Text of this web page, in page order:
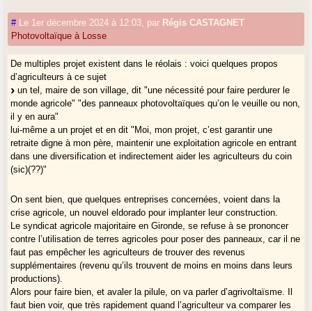
* Un propriétaire peut être aussi exploitant, c’est même peut-être le cas
le plus fréquent pour l’instant ?
# Le 1er décembre 2024 à 12:03 par Régis CASTAGNET
Photovoltaïque à Losse
De multiples projet existent dans le réolais : voici quelques propos
d’agriculteurs à ce sujet
un tel, maire de son village, dit "une nécessité pour faire perdurer le
monde agricole" "des panneaux photovoltaïques qu’on le veuille ou non,
il y en aura"
lui-même a un projet et en dit "Moi, mon projet, c’est garantir une
retraite digne à mon père, maintenir une exploitation agricole en entrant
dans une diversification et indirectement aider les agriculteurs du coin
(sic)(??)"
On sent bien, que quelques entreprises concernées, voient dans la
crise agricole, un nouvel eldorado pour implanter leur construction.
Le syndicat agricole majoritaire en Gironde, se refuse à se prononcer
contre l’utilisation de terres agricoles pour poser des panneaux, car il ne
faut pas empêcher les agriculteurs de trouver des revenus
supplémentaires (revenu qu’ils trouvent de moins en moins dans leurs
productions).
Alors pour faire bien, et avaler la pilule, on va parler d’agrivoltaïsme. Il
faut bien voir, que très rapidement quand l’agriculteur va comparer les